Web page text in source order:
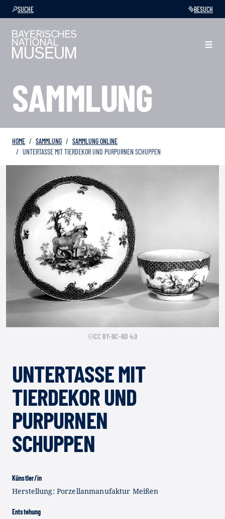
SUCHE BESUCH
SAMMLUNG
HOME SAMMLUNG
SAMMLUNG ONLINE
UNTERTASSE MIT TIERDEKOR UND PURPURNEN SCHUPPEN
CC BY-NC-ND 4.0
UNTERTASSE MIT
TIERDEKOR UND
PURPURNEN
SCHUPPEN
Künstler/in
Herstellung: Porzellanmanufaktur Meißen
Entstehung